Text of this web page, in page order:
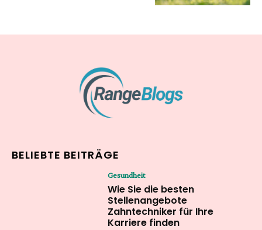
BELIEBTE BEITRÄGE
Gesundheit
Wie Sie die besten
Stellenangebote
Zahntechniker für Ihre
Karriere finden